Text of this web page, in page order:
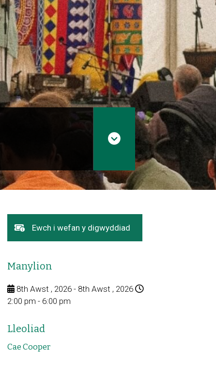
Ewch i wefan y digwyddiad
yn
newydd
Manylion
8th Awst , 2026 - 8th Awst , 2026
2:00 pm - 6:00 pm
Lleoliad
Cae Cooper